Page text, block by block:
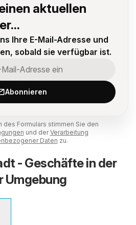
aktuellen
Ihre E-Mail-Adresse und
sobald sie verfügbar ist.
Abonnieren
des Formulars stimmen Sie den
und derVerarbeitung
Daten zu.
- Geschäfte in der
Umgebung